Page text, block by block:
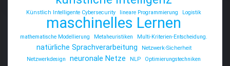
Künstlich Intelligente Cybersecurity lineare Programmierung Logistik
maschinelles Lernen
mathematische Modellierung Metaheuristiken Multi-Kriterien-Entscheidung.
natürliche Sprachverarbeitung
Netzwerk-Sicherheit
Netzwerkdesign
neuronale Netze NLP
Optimierungstechniken